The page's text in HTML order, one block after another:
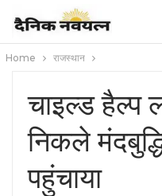
Home राजस्थान
चाइल्ड हैल्प
निकले
पहुंचाया